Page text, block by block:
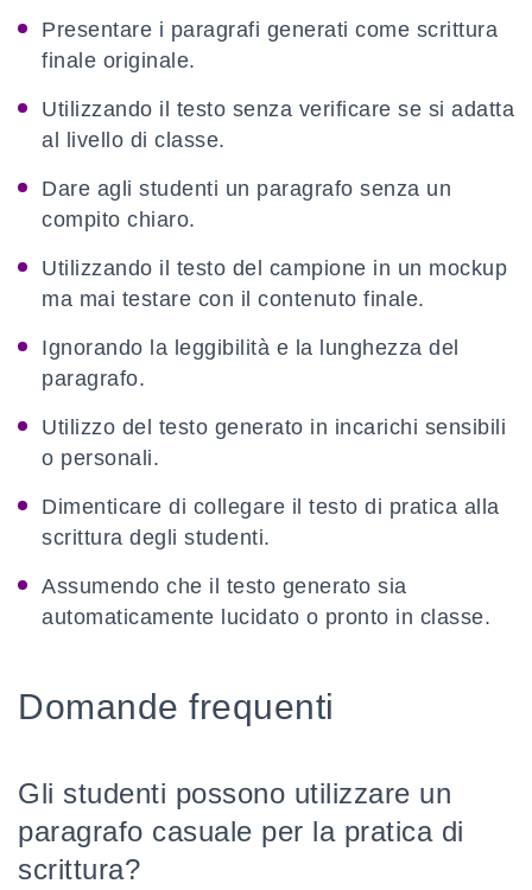
Presentare i paragrafi generati come scrittura
finale originale.
Utilizzando il testo senza verificare se si adatta
al livello di classe.
Dare agli studenti un paragrafo senza un
compito chiaro.
Utilizzando il testo del campione in un mockup
ma mai testare con il contenuto finale.
Ignorando la leggibilità e la lunghezza del
paragrafo.
Utilizzo del testo generato in incarichi sensibili
o personali.
Dimenticare di collegare il testo di pratica alla
scrittura degli studenti.
Assumendo che il testo generato sia
automaticamente lucidato o pronto in classe.
Domande frequenti
Gli studenti possono utilizzare un
paragrafo casuale per la pratica di
scrittura?